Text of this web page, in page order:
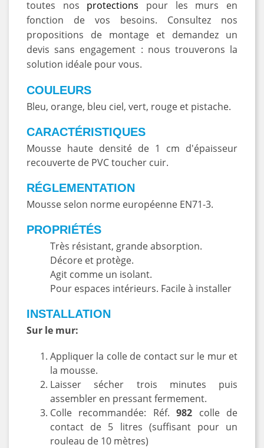
toutes nos protections
pour les murs en
fonction de vos besoins. Consultez nos
propositions de montage et demandez un
devis sans engagement : nous trouverons la
solution idéale pour vous.
COULEURS
Bleu, orange, bleu ciel, vert, rouge et pistache.
CARACTÉRISTIQUES
Mousse haute densité de 1 cm d'épaisseur
recouverte de PVC toucher cuir.
RÉGLEMENTATION
Mousse selon norme européenne EN71-3.
PROPRIÉTÉS
Très résistant, grande absorption.
Décore et protège.
Agit comme un isolant.
Pour espaces intérieurs. Facile à installer
INSTALLATION
Sur le mur:
Appliquer la colle de contact sur le mur et
la mousse.
Laisser sécher trois minutes puis
assembler en pressant fermement.
Colle recommandée: Réf.982 colle de
contact de 5 litres (suffisant pour un
rouleau de 10 mètres)